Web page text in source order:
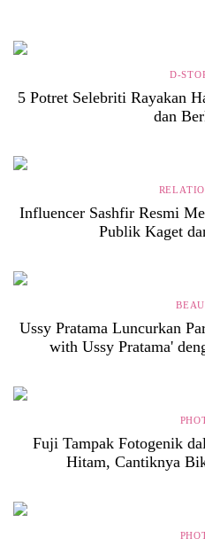
D-
5 Potret Selebriti Rayakan
dan
Influencer Sashfir Resmi
Publik Kaget
Ussy Pratama Luncurkan
with Ussy Pratama'
Fuji Tampak Fotogenik
Hitam, Cantiknya